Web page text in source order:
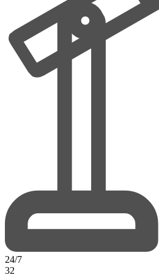
24/7
32